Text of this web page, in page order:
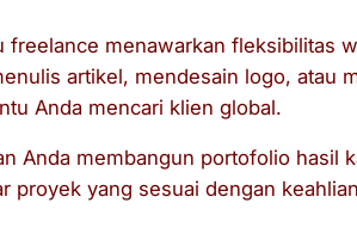
freelance menawarkan fleksibilitas
artikel, mendesain logo, atau
Anda mencari klien global.
Anda membangun portofolio hasil
proyek yang sesuai dengan